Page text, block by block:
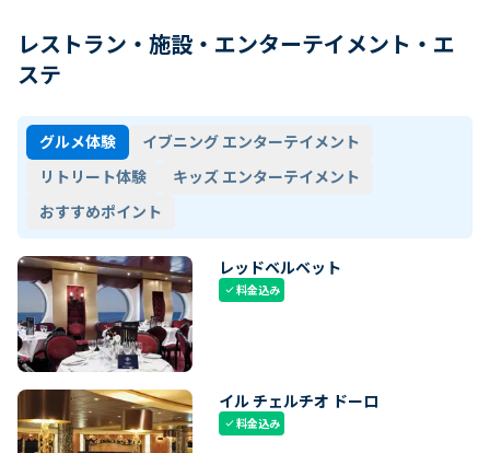
レストラン・施設・エンターテイメント・エ
ステ
グルメ体験
イブニング エンターテイメント
リトリート体験
キッズ エンターテイメント
おすすめポイント
レッドベルベット
check料金込み
イル チェルチオ ドーロ
check料金込み